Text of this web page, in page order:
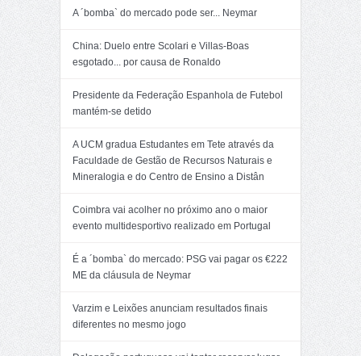
A ´bomba` do mercado pode ser... Neymar
China: Duelo entre Scolari e Villas-Boas
esgotado... por causa de Ronaldo
Presidente da Federação Espanhola de Futebol
mantém-se detido
A UCM gradua Estudantes em Tete através da
Faculdade de Gestão de Recursos Naturais e
Mineralogia e do Centro de Ensino a Distân
Coimbra vai acolher no próximo ano o maior
evento multidesportivo realizado em Portugal
É a ´bomba` do mercado: PSG vai pagar os €222
ME da cláusula de Neymar
Varzim e Leixões anunciam resultados finais
diferentes no mesmo jogo